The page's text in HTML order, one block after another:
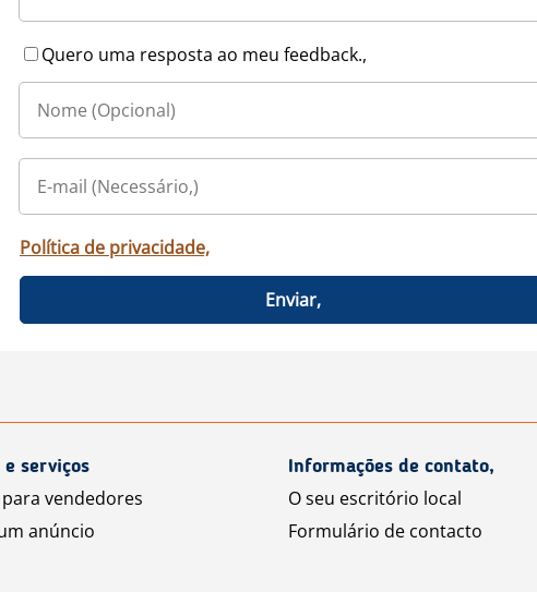
Quero uma resposta ao meu feedback.,
Política de privacidade,
Enviar,
serviços
vendedores
anúncio
Informações de contato,
O seu escritório local
Formulário de contacto